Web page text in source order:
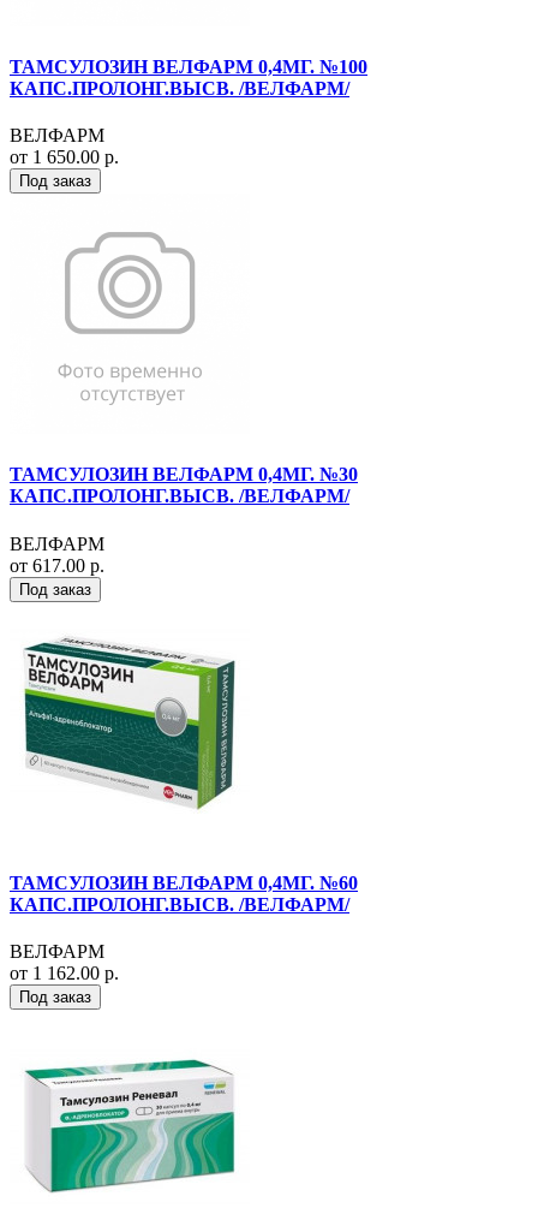
ТАМСУЛОЗИН ВЕЛФАРМ 0,4МГ. №100
КАПС.ПРОЛОНГ.ВЫСВ. /ВЕЛФАРМ/
ВЕЛФАРМ
от 1 650.00 р.
Под заказ
ТАМСУЛОЗИН ВЕЛФАРМ 0,4МГ. №30
КАПС.ПРОЛОНГ.ВЫСВ. /ВЕЛФАРМ/
ВЕЛФАРМ
от 617.00 р.
Под заказ
ТАМСУЛОЗИН ВЕЛФАРМ 0,4МГ. №60
КАПС.ПРОЛОНГ.ВЫСВ. /ВЕЛФАРМ/
ВЕЛФАРМ
от 1 162.00 р.
Под заказ